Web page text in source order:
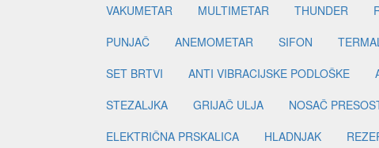
VAKUMETAR
MULTIMETAR THUNDER
PUNJAČ
ANEMOMETAR SIFON
SET BRTVI
ANTI VIBRACIJSKE PODLOŠKE
STEZALJKA
GRIJAČ ULJA NOSAČ
ELEKTRIČNA PRSKALICA
HLADNJAK